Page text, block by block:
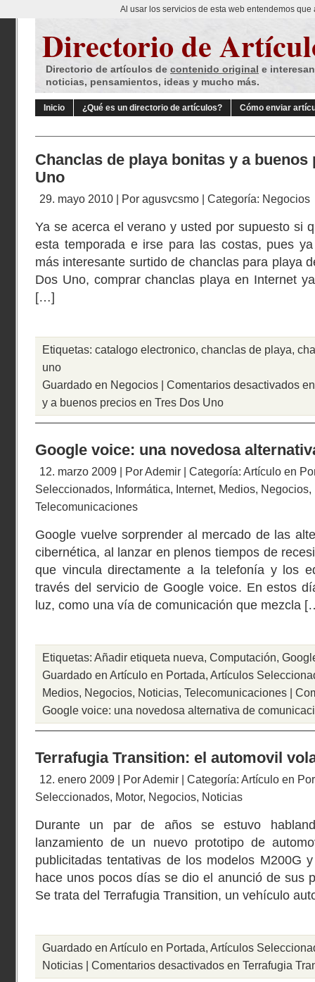
Directorio de
Directorio de artículos de contenido original e
noticias, pensamientos, ideas y mucho más.
Inicio ¿Qué es un directorio de artículos? Cómo enviar
Chanclas de playa bonitas y a buenos
Uno
29. mayo 2010 | Por agusvcsmo | Categoría: Negocios
Ya se acerca el verano y usted por supuesto si
esta temporada e irse para las costas, pues
más interesante surtido de chanclas para playa
Dos Uno, comprar chanclas playa en Internet
[…]
Etiquetas: catalogo electronico, chanclas de playa,
uno
Guardado en Negocios | Comentarios desactivados
y a buenos precios en Tres Dos Uno
Google voice: una novedosa
12. marzo 2009 | PorAdemir | Categoría: Artículo en
Seleccionados, Informática, Internet, Medios, Negocios,
Telecomunicaciones
Google vuelve sorprender al mercado de las
cibernética, al lanzar en plenos tiempos de
que vincula directamente a la telefonía y los
través del servicio de Google voice. En estos
luz, como una vía de comunicación que mezcla
Etiquetas: Añadir etiqueta nueva, Computación,
Guardado en Artículo en Portada, Artículos
Medios, Negocios, Noticias, Telecomunicaciones |
Google voice: una novedosa alternativa de
Terrafugia Transition: el automovil
12. enero 2009 | PorAdemir | Categoría: Artículo en
Seleccionados, Motor, Negocios, Noticias
Durante un par de años se estuvo
lanzamiento de un nuevo prototipo de
publicitadas tentativas de los modelos M200G
hace unos pocos días se dio el anunció de sus
Se trata del Terrafugia Transition, un vehículo
Guardado en Artículo en Portada, Artículos
Noticias | Comentarios desactivados en Terrafugia
Al usar los servicios de esta web entendemos